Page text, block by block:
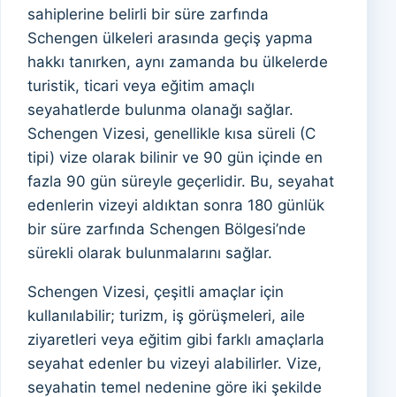
sahiplerine belirli bir süre zarfında
Schengen ülkeleri arasında geçiş yapma
hakkı tanırken, aynı zamanda bu ülkelerde
turistik, ticari veya eğitim amaçlı
seyahatlerde bulunma olanağı sağlar.
Schengen Vizesi, genellikle kısa süreli (C
tipi) vize olarak bilinir ve 90 gün içinde en
fazla 90 gün süreyle geçerlidir. Bu, seyahat
edenlerin vizeyi aldıktan sonra 180 günlük
bir süre zarfında Schengen Bölgesi’nde
sürekli olarak bulunmalarını sağlar.
Schengen Vizesi, çeşitli amaçlar için
kullanılabilir; turizm, iş görüşmeleri, aile
ziyaretleri veya eğitim gibi farklı amaçlarla
seyahat edenler bu vizeyi alabilirler. Vize,
seyahatin temel nedenine göre iki şekilde